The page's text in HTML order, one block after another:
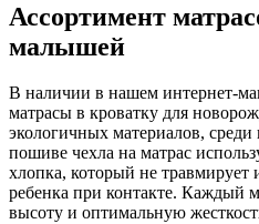
Ассортимент
малышей
В наличии в нашем интернет-
матрасы в кроватку для
экологичных материалов,
пошиве чехла на матрас
хлопка, который не
ребенка при контакте. Каждый
высоту и оптимальную